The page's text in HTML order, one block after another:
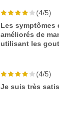
(4/5)
Les symptômes
améliorés de
utilisant les
(4/5)
Je suis très